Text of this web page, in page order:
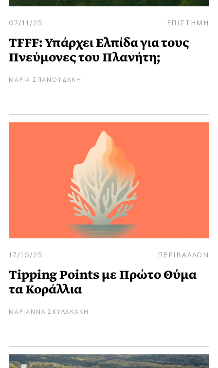
07/11/25 ΕΠΙΣΤΗΜΗ
TFFF: Υπάρχει Ελπίδα για τους
Πνεύμονες του Πλανήτη;
ΜΑΡΙΑ ΣΠΑΝΟΥΔΑΚΗ
17/10/25 ΠΕΡΙΒΑΛΛΟΝ
Tipping Points με Πρώτο Θύμα
τα Κοράλλια
ΜΑΡΙΑΝΝΑ ΣΚΥΛΑΚΑΚΗ